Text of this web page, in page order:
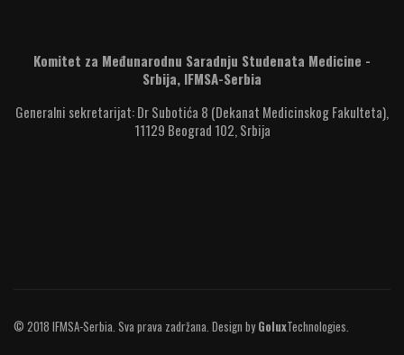
Komitet za Međunarodnu Saradnju Studenata Medicine -
Srbija, IFMSA-Serbia
Generalni sekretarijat: Dr Subotića 8 (Dekanat Medicinskog Fakulteta),
11129 Beograd 102, Srbija
© 2018 IFMSA-Serbia. Sva prava zadržana. Design byGoluxTechnologies